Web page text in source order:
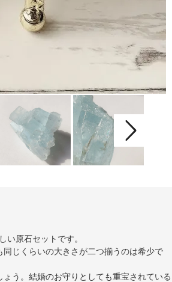
い原石セットです。
じくらいの大きさが二つ揃うのは希少で
う。結婚のお守りとしても重宝されている